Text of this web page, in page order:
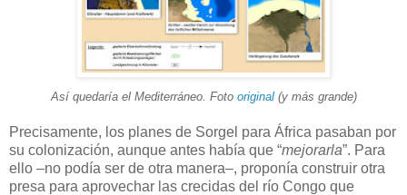
Así quedaría el Mediterráneo. Foto original(y más grande)
Precisamente, los planes de Sorgel para África pasaban por
su colonización, aunque antes había que “mejorarla”. Para
ello –no podía ser de otra manera–, proponía construir otra
presa para aprovechar las crecidas del río Congo que